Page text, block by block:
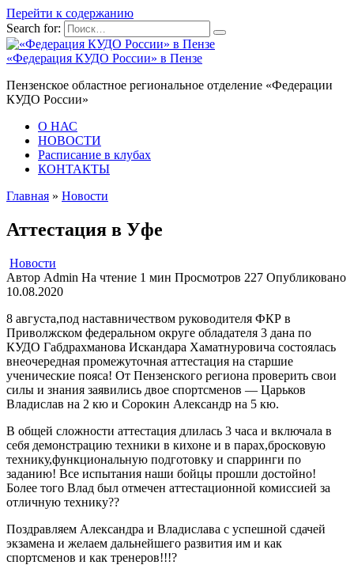
Перейти к содержанию
Search for:
«Федерация КУДО России» в Пензе
Пензенское областное региональное отделение «Федерации
КУДО России»
О НАС
НОВОСТИ
Расписание в клубах
КОНТАКТЫ
Главная » Новости
Аттестация в Уфе
Новости
Автор Admin На чтение 1 мин Просмотров 227 Опубликовано
10.08.2020
8 августа,под наставничеством руководителя ФКР в
Приволжском федеральном округе обладателя 3 дана по
КУДО Габдрахманова Искандара Хаматнуровича состоялась
внеочередная промежуточная аттестация на старшие
ученические пояса! От Пензенского региона проверить свои
силы и знания заявились двое спортсменов — Царьков
Владислав на 2 кю и Сорокин Александр на 5 кю.
В общей сложности аттестация длилась 3 часа и включала в
себя демонстрацию техники в кихоне и в парах,бросковую
технику,функциональную подготовку и спарринги по
заданию! Все испытания наши бойцы прошли достойно!
Более того Влад был отмечен аттестационной комиссией за
отличную технику??
Поздравляем Александра и Владислава с успешной сдачей
экзамена и желаем дальнейшего развития им и как
спортсменов и как тренеров!!!?